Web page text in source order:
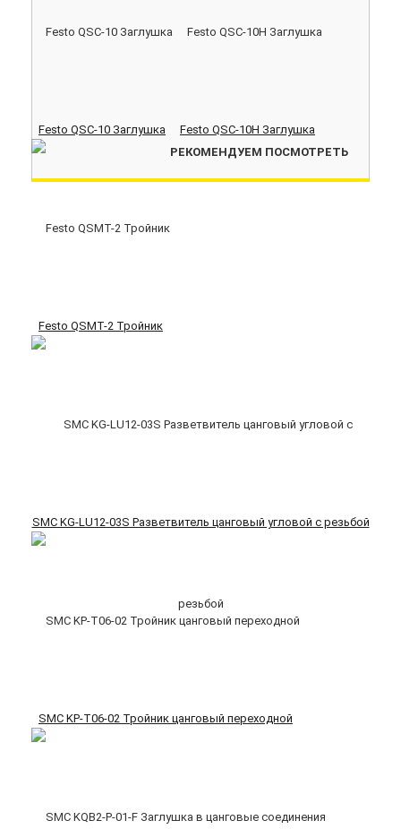
Festo QSC-10 Заглушка Festo QSC-10H Заглушка
Festo QSMT-2 Тройник
SMC KG-LU12-03S Разветвитель цанговый угловой с резьбой
SMC KP-T06-02 Тройник цанговый переходной
РЕКОМЕНДУЕМ ПОСМОТРЕТЬ